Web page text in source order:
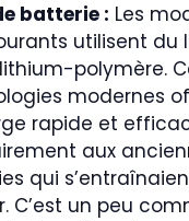
batterie : Les
utilisent du
polymère.
modernes
rapide et
aux
qui
C’est un peu